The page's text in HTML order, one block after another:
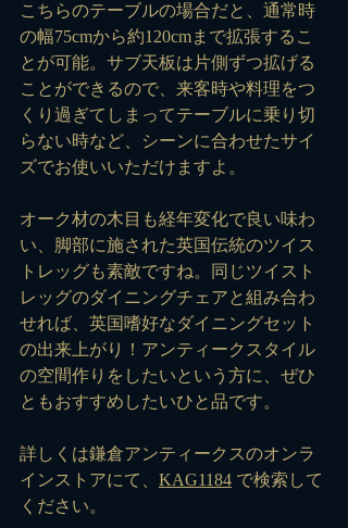
こちらのテーブルの場合だと、通常時
の幅75cmから約120cmまで拡張するこ
とが可能。サブ天板は片側ずつ拡げる
ことができるので、来客時や料理をつ
くり過ぎてしまってテーブルに乗り切
らない時など、シーンに合わせたサイ
ズでお使いいただけますよ。
オーク材の木目も経年変化で良い味わ
い、脚部に施された英国伝統のツイス
トレッグも素敵ですね。同じツイスト
レッグのダイニングチェアと組み合わ
せれば、英国嗜好なダイニングセット
の出来上がり！アンティークスタイル
の空間作りをしたいという方に、ぜひ
ともおすすめしたいひと品です。
詳しくは鎌倉アンティークスのオンラ
インストアにて、 KAG1184 で検索して
ください。